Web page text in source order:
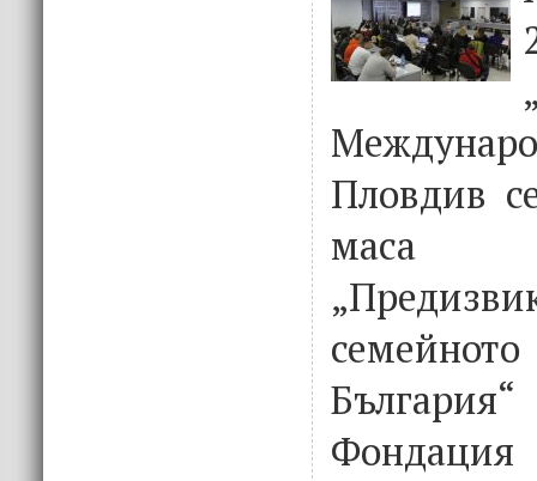
Пловдив
маса